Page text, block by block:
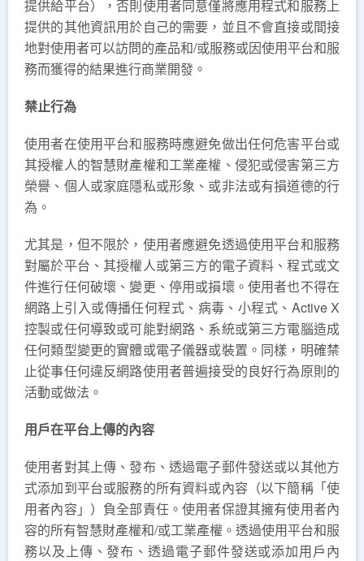
提供給平台），否則使用者同意僅將應用程式和服務上
提供的其他資訊用於自己的需要，並且不會直接或間接
地對使用者可以訪問的產品和/或服務或因使用平台和服
務而獲得的結果進行商業開發。
禁止行為
使用者在使用平台和服務時應避免做出任何危害平台或
其授權人的智慧財產權和工業產權、侵犯或侵害第三方
榮譽、個人或家庭隱私或形象、或非法或有損道德的行
為。
尤其是，但不限於，使用者應避免透過使用平台和服務
對屬於平台、其授權人​​或第三方的電子資料、程式或文
件進行任何破壞、變更、停用或損壞。使用者也不得在
網路上引入或傳播任何程式、病毒、小程式、Active X
控製或任何導致或可能對網路、系統或第三方電腦造成
任何類型變更的實體或電子儀器或裝置。同樣，明確禁
止從事任何違反網路使用者普遍接受的良好行為原則的
活動或做法。
用戶在平台上傳的內容
使用者對其上傳、發布、透過電子郵件發送或以其他方
式添加到平台或服務的所有資料或內容（以下簡稱「使
用者內容」）負全部責任。使用者保證其擁有使用者內
容的所有智慧財產權和/或工業產權。透過使用平台和服
務以及上傳、發布、透過電子郵件發送或添加用戶內